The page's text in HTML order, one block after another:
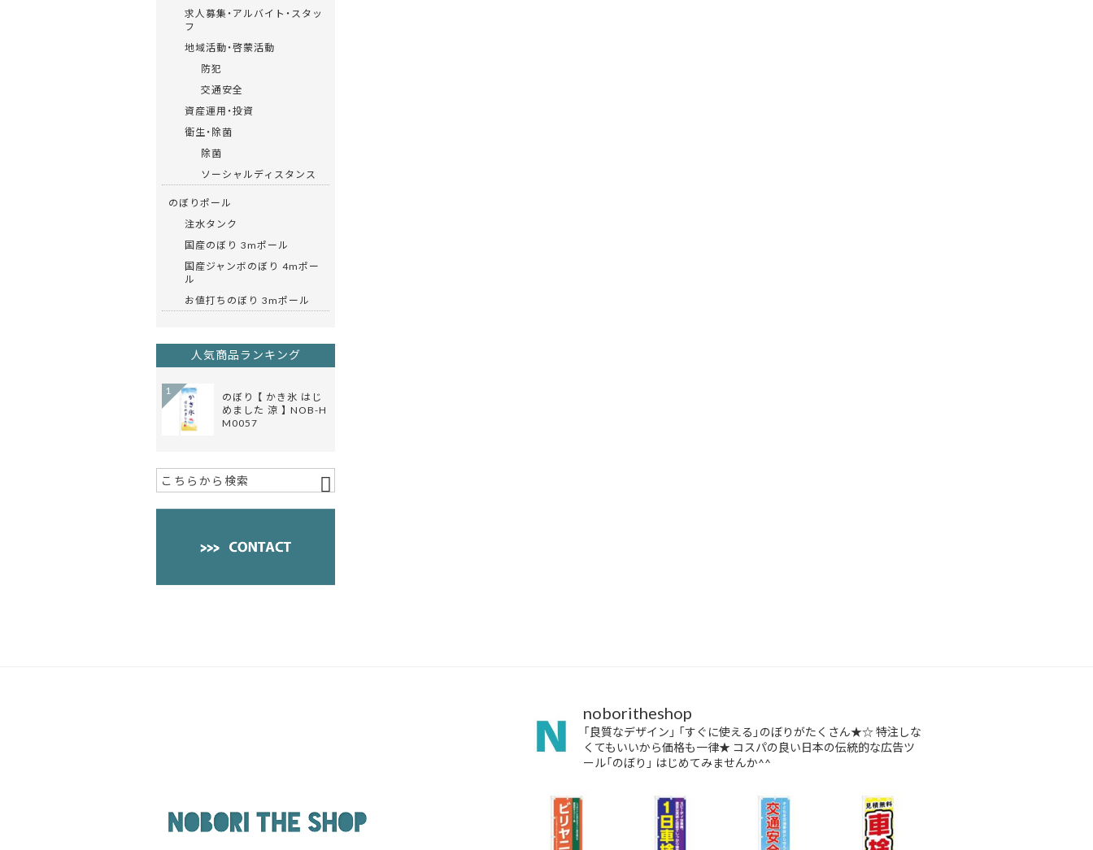
求人募集・アルバイト・スタッ
フ
地域活動・啓蒙活動
防犯
交通安全
資産運用・投資
衛生・除菌
除菌
ソーシャルディスタンス
のぼりポール
注水タンク
国産のぼり 3mポール
国産ジャンボのぼり 4mポー
ル
お値打ちのぼり 3mポール
人気商品ランキング
のぼり 【 かき氷 はじ
めました 涼 】 NOB-H
M0057
1
noboritheshop
「良質なデザイン」 「すぐに使える」のぼりがたくさん★☆特注しな
くてもいいから価格も一律★ コスパの良い日本の伝統的な広告ツ
ール「のぼり」 はじめてみませんか^^